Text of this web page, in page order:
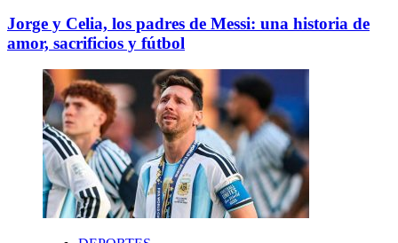
Jorge y Celia, los padres de Messi: una historia de
amor, sacrificios y fútbol